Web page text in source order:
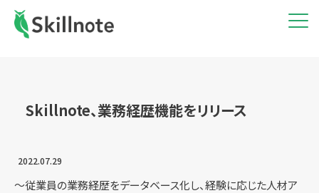
Skillnote、業務経歴機能をリリース
2022.07.29
～従業員の業務経歴をデータベース化し、経験に応じた人材ア